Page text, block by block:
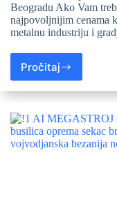
Beogradu Ako Vam
najpovoljnijim cenama
metalnu industriju i
Pročitaj